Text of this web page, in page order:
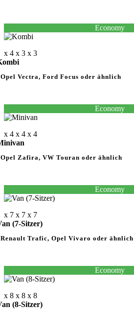
Economy
x 4 x 3 x 3
Vectra, Ford Focus oder ähnlich
Economy
x 4 x 4 x 4
Zafira, VW Touran oder ähnlich
Economy
x 7 x 7 x 7
(7-Sitzer)
Trafic, Opel Vivaro oder ähnlich
Economy
x 8 x 8 x 8
(8-Sitzer)